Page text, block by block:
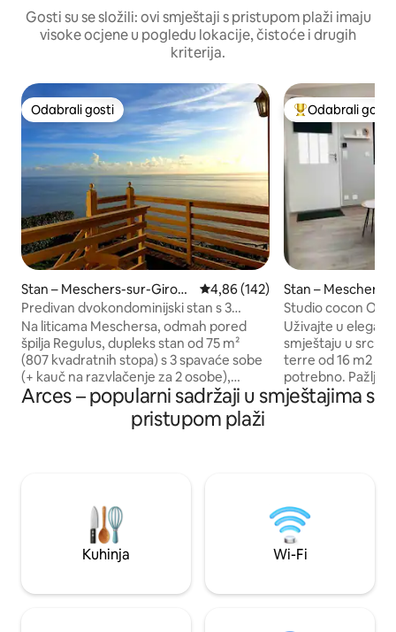
Gosti su se složili: ovi smještaji s pristupom plaži imaju
visoke ocjene u pogledu lokacije, čistoće i drugih
kriterija.
Odabrali gosti
Odabrali gosti
Stan – Meschers-sur-Giron
de
Prosječna ocjena: 4,86/5,
4,86 (142)
Predivan dvokondominijski stan s 3
spavaće sobe i pogledom na more
Na liticama Meschersa, odmah pored
špilja Regulus, dupleks stan od 75 m²
(807 kvadratnih stopa) s 3 spavaće sobe
(+ kauč na razvlačenje za 2 osobe),
potpuno renoviran, s pogledom na
more. Potpuno opremljeno. Jedinstvena
i mirna lokacija sa sigurnim pristupom
i trgovine na pješačkoj udaljenosti.
Dođite i otkrijte ovo mirno mjesto te
napunite baterije!
Među najviše
Odabrali gosti
Stan – Meschers-
Studio cocon Od
Uživajte u
smještaju u srcu
terre od 16 m2
potrebno.
ćete reverzibilni
posteljine (2 80
uživajte u miru
aktivnosti.
Arces – popularni sadržaji u smještajima s
pristupom plaži
Kuhinja Wi-Fi